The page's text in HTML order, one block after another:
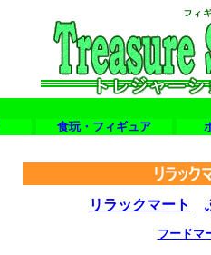
食玩・フィギュア
リラックマート
フードマ